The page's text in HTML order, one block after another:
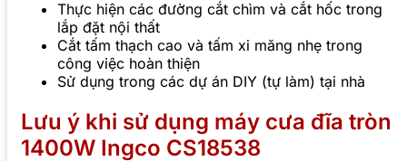
Thực hiện các đường cắt chìm và cắt hốc trong
lắp đặt nội thất
Cắt tấm thạch cao và tấm xi măng nhẹ trong
công việc hoàn thiện
Sử dụng trong các dự án DIY (tự làm) tại nhà
Lưu ý khi sử dụng máy cưa đĩa tròn
1400W Ingco CS18538